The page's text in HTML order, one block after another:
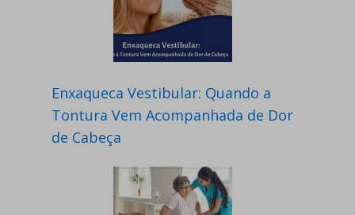
Enxaqueca Vestibular: Quando a
Tontura Vem Acompanhada de Dor
de Cabeça